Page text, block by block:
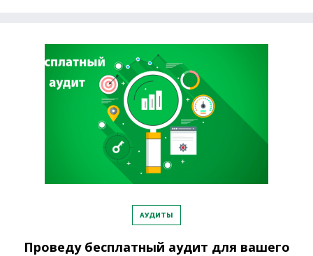
АУДИТЫ
Проведу бесплатный аудит для вашего